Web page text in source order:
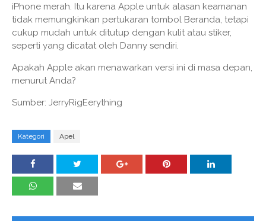
iPhone merah. Itu karena Apple untuk alasan keamanan
tidak memungkinkan pertukaran tombol Beranda, tetapi
cukup mudah untuk ditutup dengan kulit atau stiker,
seperti yang dicatat oleh Danny sendiri.
Apakah Apple akan menawarkan versi ini di masa depan,
menurut Anda?
Sumber: JerryRigEerything
Kategori Apel